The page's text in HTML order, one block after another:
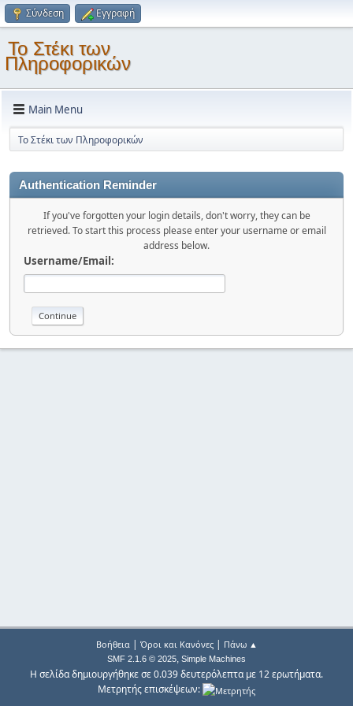
Σύνδεση Εγγραφή
Το Στέκι των
Πληροφορικών
Main Menu
Το Στέκι των Πληροφορικών
Authentication Reminder
If you've forgotten your login details, don't worry, they can be
retrieved. To start this process please enter your username or email
address below.
Username/Email:
Βοήθεια| Όροι και Κανόνες| Πάνω ▲
SMF 2.1.6 © 2025, Simple Machines
Η σελίδα δημιουργήθηκε σε 0.039 δευτερόλεπτα με 12 ερωτήματα.
Μετρητής επισκέψεων: